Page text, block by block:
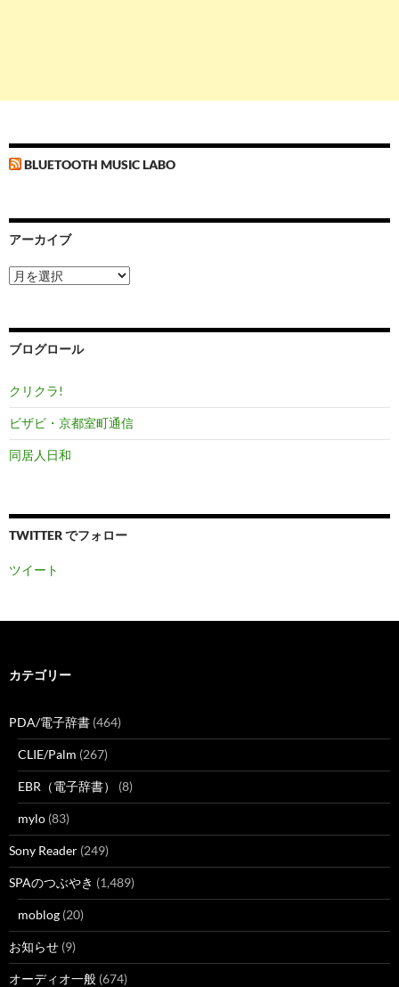
BLUETOOTH MUSIC LABO
アーカイブ
ア
ー
ブ
ブログロール
クリクラ!
ビザビ・京都室町通信
同居人日和
TWITTER でフォロー
ツイート
カテゴリー
PDA/電子辞書 (464)
CLIE/Palm (267)
EBR（電子辞書） (8)
mylo (83)
Sony Reader (249)
SPAのつぶやき (1,489)
moblog (20)
お知らせ (9)
オーディオ一般 (674)